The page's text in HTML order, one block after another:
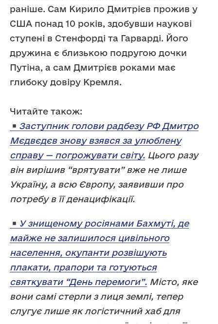
раніше. Сам Кирило Дмитрієв прожив у
США понад 10 років, здобувши наукові
ступені в Стенфорді та Гарварді. Його
дружина є близькою подругою дочки
Путіна, а сам Дмитрієв роками має
глибоку довіру Кремля.
Читайте також:
Заступник голови радбезу РФ Дмитро
Мєдвєдєв знову взявся за улюблену
справу — погрожувати світу. Цього разу
він вирішив “врятувати” вже не лише
Україну, а всю Європу, заявивши про
потребу в її денацифікації.
У знищеному росіянами Бахмуті, де
майже не залишилося цивільного
населення, окупанти розвішують
плакати, прапори та готуються
святкувати “День перемоги”. Місто, яке
вони самі стерли з лиця землі, тепер
слугує лише як логістичний хаб для